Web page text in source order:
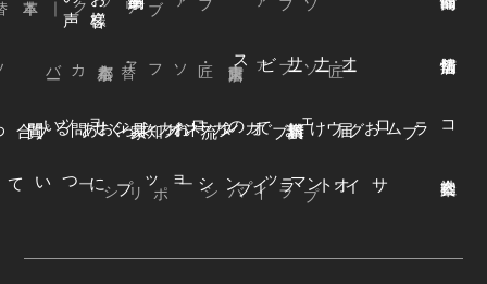
オーナーサー
ビス
ー
コラム
ブログ
お届けまでの流れ
ウェブカタログ
オンラインショップ お知らせ
オンラインショップについて